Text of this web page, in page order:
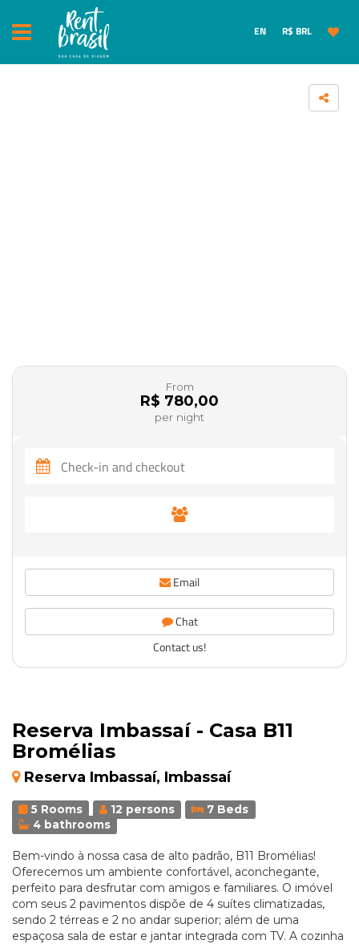
EN R$ BRL
Reserva Imbassaí - Casa B11
Bromélias
Reserva Imbassaí, Imbassaí
5 Rooms 12 persons
7 Beds
4 bathrooms
Bem-vindo à nossa casa de alto padrão, B11 Bromélias!
Oferecemos um ambiente confortável, aconchegante,
perfeito para desfrutar com amigos e familiares. O imóvel
com seus 2 pavimentos dispõe de 4 suítes climatizadas,
sendo 2 térreas e 2 no andar superior; além de uma
espaçosa sala de estar e jantar integrada com TV. A cozinha
From
R$ 780,00
per night
Email
Chat
Contact us!